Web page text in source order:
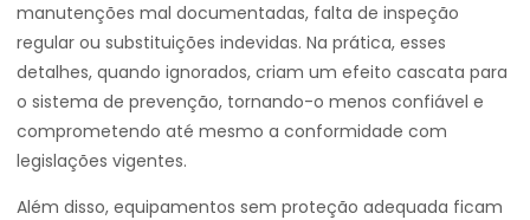
manutenções mal documentadas, falta de inspeção
regular ou substituições indevidas. Na prática, esses
detalhes, quando ignorados, criam um efeito cascata para
o sistema de prevenção, tornando-o menos confiável e
comprometendo até mesmo a conformidade com
legislações vigentes.
Além disso, equipamentos sem proteção adequada ficam